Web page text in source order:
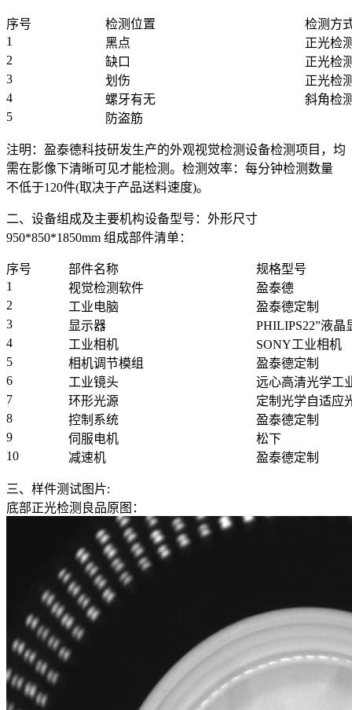
序号 检测位置
检测方
1
黑点
正光检
2
缺口
正光检
3
划伤
正光检
4
螺牙有无
斜角检
5
防盗筋
注明：盈泰德科技研发生产的外观视觉检测设备检测项目，均
需在影像下清晰可见才能检测。检测效率：每分钟检测数量
不低于120件(取决于产品送料速度)。
二、设备组成及主要机构设备型号：外形尺寸
950*850*1850mm 组成部件清单：
序号 部件名称
规格型号
1
视觉检测软件
盈泰德
2
工业电脑
盈泰德定制
3
显示器
PHILIPS22”液晶
4
工业相机
SONY工业相机
5
相机调节模组
盈泰德定制
6
工业镜头
远心高清光学工
7
环形光源
定制光学自适应
8
控制系统
盈泰德定制
9
伺服电机
松下
10
减速机 盈泰德定制
三、样件测试图片:
底部正光检测良品原图：